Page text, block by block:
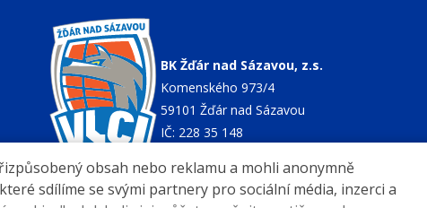
BK Žďár nad Sázavou, z.s.
Komenského 973/4
59101 Žďár nad Sázavou
IČ: 228 35 148
obsah nebo reklamu a mohli anonymně
sdílíme se svými partnery pro sociální média, inzerci a